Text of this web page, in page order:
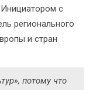
Инициатором с
регионального
и стран
потому что